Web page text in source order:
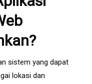
sistem yang dapat
lokasi dan